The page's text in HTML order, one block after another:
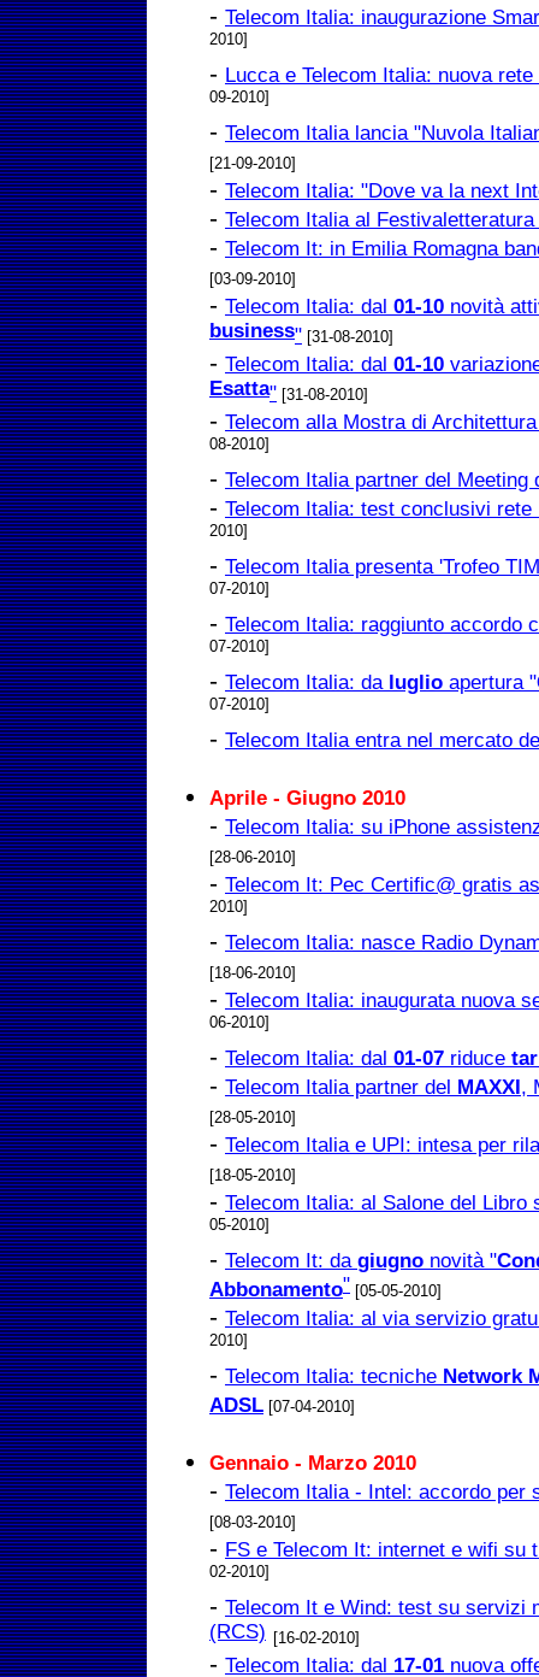
- Telecom Italia: inaugurazione
2010]
- Lucca e Telecom Italia: nuova
09-2010]
- Telecom Italia lancia "Nuvola
[21-09-2010]
- Telecom Italia: "Dove va la next
- Telecom Italia al
- Telecom It: in Emilia Romagna
[03-09-2010]
- Telecom Italia: dal 01-10 novità
business" [31-08-2010]
- Telecom Italia: dal 01-10
Esatta" [31-08-2010]
- Telecom alla Mostra di
08-2010]
- Telecom Italia partner del Meeting
- Telecom Italia: test conclusivi rete
2010]
- Telecom Italia presenta 'Trofeo
07-2010]
- Telecom Italia: raggiunto accordo
07-2010]
- Telecom Italia: da luglio apertura "
07-2010]
- Telecom Italia entra nel mercato
Aprile - Giugno 2010
- Telecom Italia: su iPhone
[28-06-2010]
- Telecom It: Pec Certific@ gratis
2010]
- Telecom Italia: nasce Radio
[18-06-2010]
- Telecom Italia: inaugurata nuova
06-2010]
- Telecom Italia: dal 01-07 riduce
- Telecom Italia partner del MAXXI,
[28-05-2010]
- Telecom Italia e UPI: intesa per
[18-05-2010]
- Telecom Italia: al Salone del Libro
05-2010]
- Telecom It: da giugno novità "
Abbonamento" [05-05-2010]
- Telecom Italia: al via servizio
2010]
- Telecom Italia: tecniche Network
ADSL [07-04-2010]
Gennaio - Marzo 2010
- Telecom Italia - Intel: accordo per
[08-03-2010]
- FS e Telecom It: internet e wifi su
02-2010]
- Telecom It e Wind: test su servizi
(RCS) [16-02-2010]
- Telecom Italia: dal 17-01 nuova